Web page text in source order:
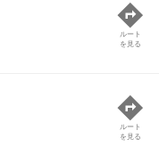
ルート
を見る
ルート
を見る